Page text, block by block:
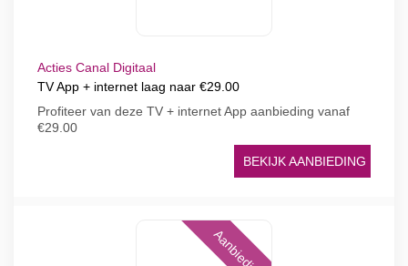
Acties Canal Digitaal
TV App + internet laag naar €29.00
Profiteer van deze TV + internet App aanbieding vanaf
€29.00
BEKIJK AANBIEDING